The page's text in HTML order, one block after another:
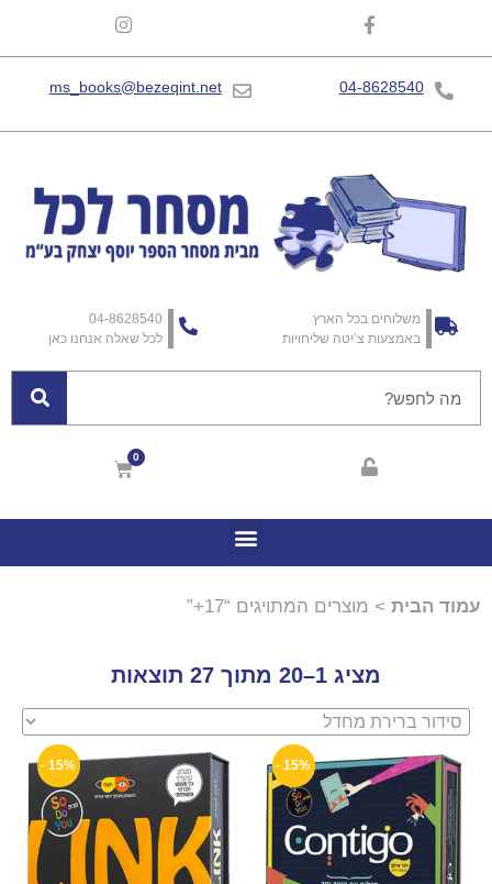
04-8628540
ms_books@bezeqint.net
משלוחים בכל הארץ
באמצעות צ’יטה שליחויות
04-8628540
לכל שאלה אנחנו כאן
עמוד הבית > מוצרים המתויגים “17+”
מציג 1–20 מתוך 27 תוצאות
15% -
15% -